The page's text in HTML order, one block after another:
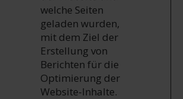
welche Seiten
geladen wurden,
mit dem Ziel der
Erstellung von
Berichten für die
Optimierung der
Website-Inhalte.